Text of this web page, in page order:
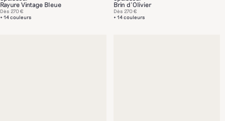
Rayure Vintage Bleue
+ 14 couleurs
Dès 270 €
Brin d'Olivier
+ 14 couleurs
Dès 270 €